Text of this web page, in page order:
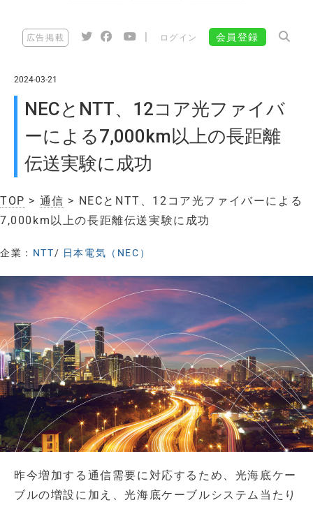
広告掲載 ログイン 会員登録
2024-03-21
NECとNTT、12コア光ファイバ
ーによる7,000km以上の長距離
伝送実験に成功
TOP > 通信 > NECとNTT、12コア光ファイバーによる
7,000km以上の長距離伝送実験に成功
企業： NTT/ 日本電気（NEC）
昨今増加する通信需要に対応するため、光海底ケー
ブルの増設に加え、光海底ケーブルシステム当たり